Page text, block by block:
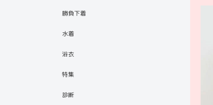
勝負下着
水着
浴衣
特集
診断